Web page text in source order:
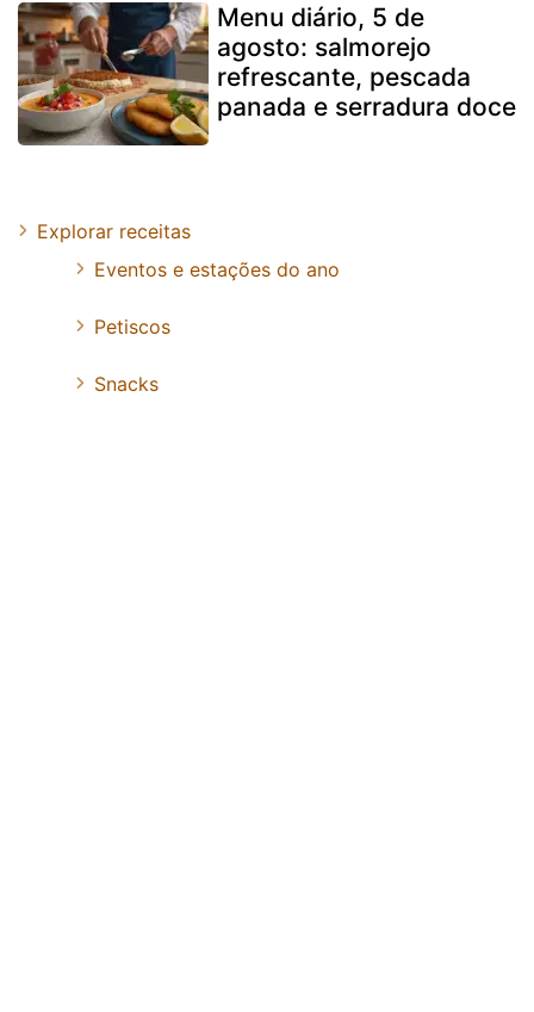
Menu diário, 5 de
agosto: salmorejo
refrescante, pescada
panada e serradura doce
Explorar receitas
Eventos e estações do ano
Petiscos
Snacks